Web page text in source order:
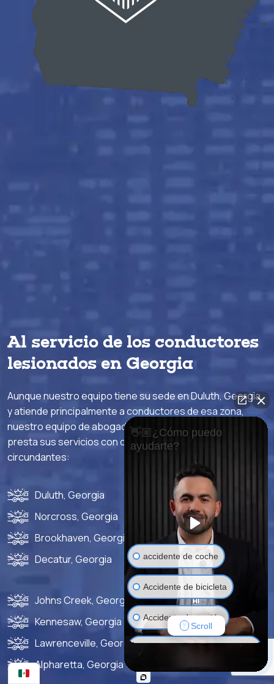
Al servicio de los conductores
lesionados en Georgia
Aunque nuestro equipo tiene su sede en Duluth, Georgia,
y atiende principalmente a conductores de esa zona,
nuestro equipo de abogados y profesionales del derecho
presta sus servicios con orgullo en Atlanta y las ciudades
circundantes:
Duluth, Georgia
Norcross, Georgia
Brookhaven, Georgia
Decatur, Georgia
Johns Creek, Georgia
Kennesaw, Georgia
Lawrenceville, Georgia
Alpharetta, Georgia
👋🏼¿Cómo puedo
ayudarte?
accidente de coche
Accidente de bicicleta
Accidente de peatón
accidente de vehículo
Scroll